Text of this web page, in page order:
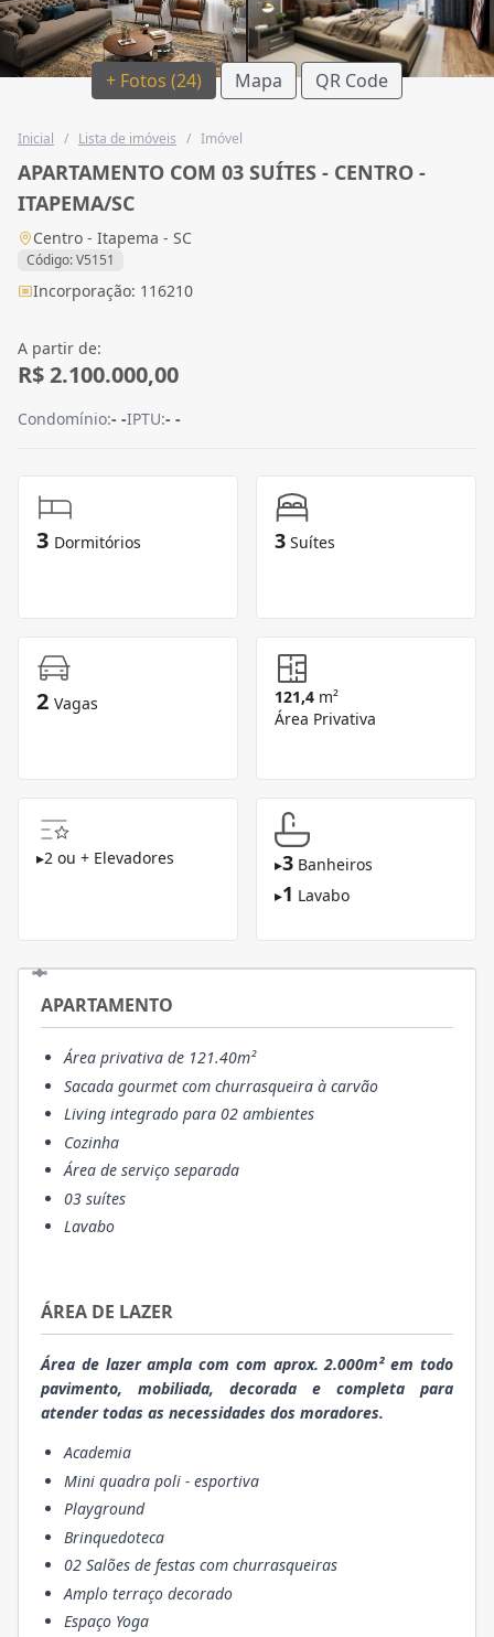
+ Fotos (24) Mapa QR Code
Inicial / Lista de imóveis / Imóvel
APARTAMENTO COM 03 SUÍTES - CENTRO -
ITAPEMA/SC
Centro - Itapema - SC
Código: V5151
Incorporação: 116210
A partir de:
R$ 2.100.000,00
Condomínio:- -IPTU:- -
3 Dormitórios 3 Suítes
2 Vagas 121,4 m²
Área Privativa
▸2 ou + Elevadores ▸3 Banheiros
▸1 Lavabo
APARTAMENTO
Área privativa de 121.40m²
Sacada gourmet com churrasqueira à carvão
Living integrado para 02 ambientes
Cozinha
Área de serviço separada
03 suítes
Lavabo
ÁREA DE LAZER
Área de lazer ampla com com aprox. 2.000m² em todo
pavimento, mobiliada, decorada e completa para
atender todas as necessidades dos moradores.
Academia
Mini quadra poli - esportiva
Playground
Brinquedoteca
02 Salões de festas com churrasqueiras
Amplo terraço decorado
Espaço Yoga